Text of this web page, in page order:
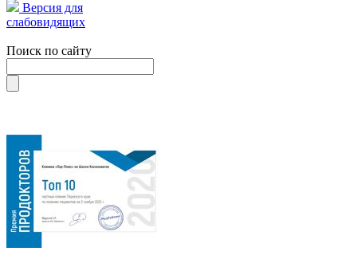
Версия для
слабовидящих
Поиск по сайту